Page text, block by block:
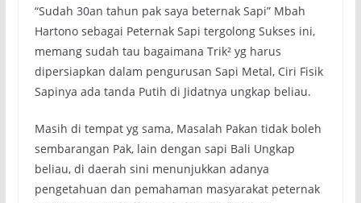
“Sudah 30an tahun pak saya beternak Sapi” Mbah
Hartono sebagai Peternak Sapi tergolong Sukses ini,
memang sudah tau bagaimana Trik² yg harus
dipersiapkan dalam pengurusan Sapi Metal, Ciri Fisik
Sapinya ada tanda Putih di Jidatnya ungkap beliau.
Masih di tempat yg sama, Masalah Pakan tidak boleh
sembarangan Pak, lain dengan sapi Bali Ungkap
beliau, di daerah sini menunjukkan adanya
pengetahuan dan pemahaman masyarakat peternak